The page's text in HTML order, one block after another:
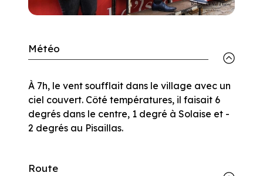
Météo
À 7h, le vent soufflait dans le village avec un
ciel couvert. Côté températures, il faisait 6
degrés dans le centre, 1 degré à Solaise et -
2 degrés au Pisaillas.
Route